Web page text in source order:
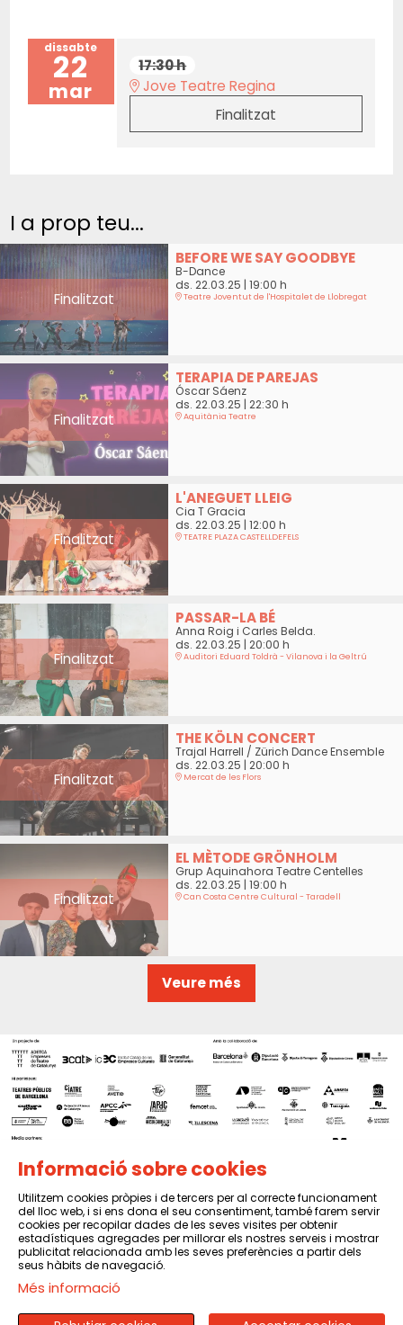
dissabte
22
mar
17:30 h
Jove Teatre Regina
Finalitzat
I a prop teu...
Finalitzat
BEFORE WE SAY GOODBYE
B-Dance
ds. 22.03.25 | 19:00 h
Teatre Joventut de l'Hospitalet de Llobregat
Finalitzat
TERAPIA DE PAREJAS
Óscar Sáenz
ds. 22.03.25 | 22:30 h
Aquitània Teatre
Finalitzat
L'ANEGUET LLEIG
Cia T Gracia
ds. 22.03.25 | 12:00 h
TEATRE PLAZA CASTELLDEFELS
Finalitzat
PASSAR-LA BÉ
Anna Roig i Carles Belda.
ds. 22.03.25 | 20:00 h
Auditori Eduard Toldrà - Vilanova i la Geltrú
Finalitzat
THE KÖLN CONCERT
Trajal Harrell / Zürich Dance Ensemble
ds. 22.03.25 | 20:00 h
Mercat de les Flors
Finalitzat
EL MÈTODE GRÖNHOLM
Grup Aquinahora Teatre Centelles
ds. 22.03.25 | 19:00 h
Can Costa Centre Cultural - Taradell
Veure més
Sitemap | Avís Legal | Política de privacitat | Contactar
Informació sobre cookies
Utilitzem cookies pròpies i de tercers per al correcte funcionament
del lloc web, i si ens dona el seu consentiment, també farem servir
cookies per recopilar dades de les seves visites per obtenir
estadístiques agregades per millorar els nostres serveis i mostrar
publicitat relacionada amb les seves preferències a partir dels
seus hàbits de navegació.
Més informació